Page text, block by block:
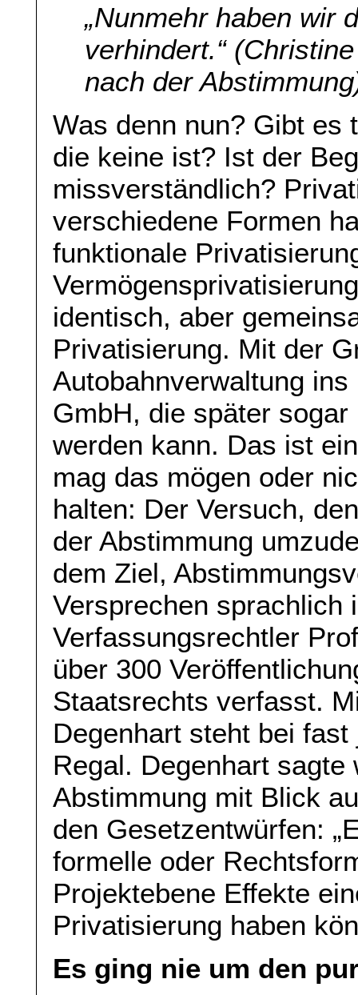
„Nunmehr haben wir
verhindert.“
nach der
Was denn nun? Gibt es
die keine ist? Ist der
missverständlich?
verschiedene Formen
funktionale
identisch, aber
Privatisierung. Mit der
Autobahnverwaltung
GmbH, die später
werden kann. Das ist
mag das mögen oder
halten: Der Versuch,
der Abstimmung
dem Ziel,
Versprechen sprachlich
Verfassungsrechtler
über 300
Staatsrechts verfasst.
Degenhart steht bei
Regal. Degenhart sagte
Abstimmung mit Blick
den Gesetzentwürfen:
formelle oder
Projektebene Effekte
Privatisierung haben
Es ging nie um den